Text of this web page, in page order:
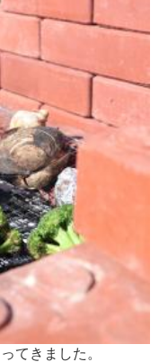
てきました。